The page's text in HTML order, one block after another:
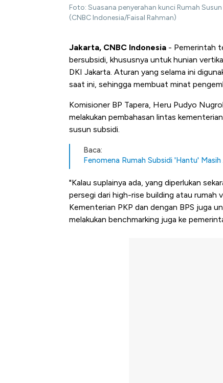
Foto: Suasana penyerahan kunci Rumah
(CNBC Indonesia/Faisal Rahman)
Jakarta, CNBC Indonesia - Pemerintah
bersubsidi, khususnya untuk hunian
DKI Jakarta. Aturan yang selama ini
saat ini, sehingga membuat minat
Komisioner BP Tapera, Heru Pudyo
melakukan pembahasan lintas
susun subsidi.
Baca:
Fenomena Rumah Subsidi 'Hantu'
"Kalau suplainya ada, yang diperlukan
persegi dari high-rise building atau rumah
Kementerian PKP dan dengan BPS juga
melakukan benchmarking juga ke